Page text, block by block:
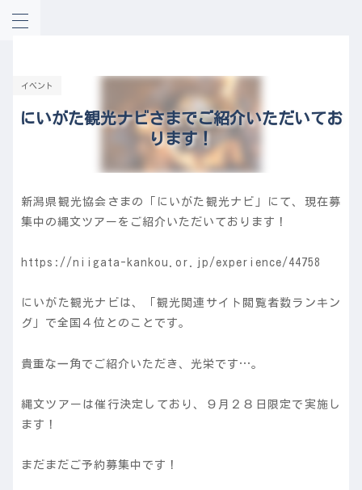
にいがた観光ナビさまでご紹介いただいてお
ります！
イベント
新潟県観光協会さまの「にいがた観光ナビ」にて、現在募
集中の縄文ツアーをご紹介いただいております！
https://niigata-kankou.or.jp/experience/44758
にいがた観光ナビは、「観光関連サイト閲覧者数ランキン
グ」で全国４位とのことです。
貴重な一角でご紹介いただき、光栄です…。
縄文ツアーは催行決定しており、９月２８日限定で実施し
ます！
まだまだご予約募集中です！